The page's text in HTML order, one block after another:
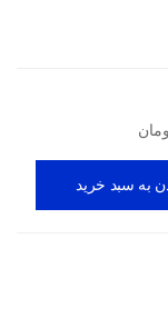
به سبد خرید